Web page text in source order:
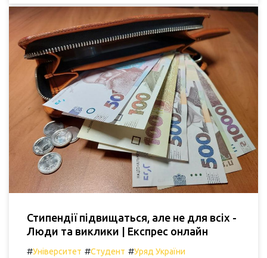
Стипендії підвищаться, але не для всіх -
Люди та виклики | Експрес онлайн
#Університет #Студент #Уряд України